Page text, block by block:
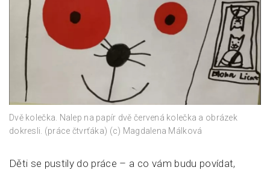
Dvě kolečka. Nalep na papír dvě červená kolečka a obrázek
dokresli. (práce čtvrťáka) (c) Magdalena Málková
Děti se pustily do práce – a co vám budu povídat,